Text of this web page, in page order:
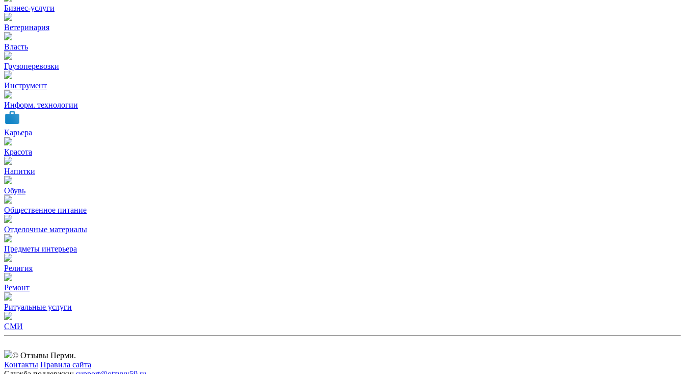
Бизнес-услуги
Ветеринария
Власть
Грузоперевозки
Инструмент
Информ. технологии
Карьера
Красота
Напитки
Обувь
Общественное питание
Отделочные материалы
Предметы интерьера
Религия
Ремонт
Ритуальные услуги
СМИ
© Отзывы Перми.
Контакты Правила сайта